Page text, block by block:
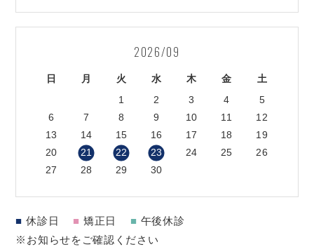
2026/09
日 月 火 水 木 金
土
1
2 3 4
5
6
7 8 9 10 11
12
13
14 15 16 17 18
19
20
21 22 23 24 25
26
27
28 29 30
■ 休診日 ■ 矯正日 ■ 午後休診
※お知らせをご確認ください